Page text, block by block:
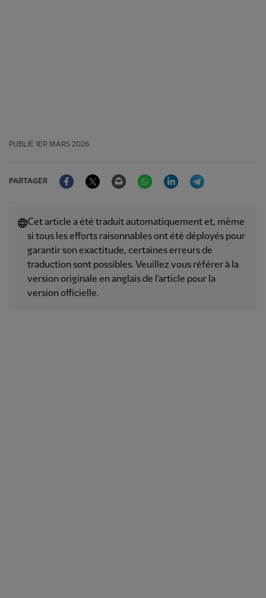
PUBLIÉ 1ER MARS 2026
PARTAGER
FacebookTwitter Email WhatsAppLinkedIn
Cet article a été traduit automatiquement et, même
si tous les efforts raisonnables ont été déployés pour
garantir son exactitude, certaines erreurs de
traduction sont possibles. Veuillez vous référer à la
version originale en anglais de l'article pour la
version officielle.